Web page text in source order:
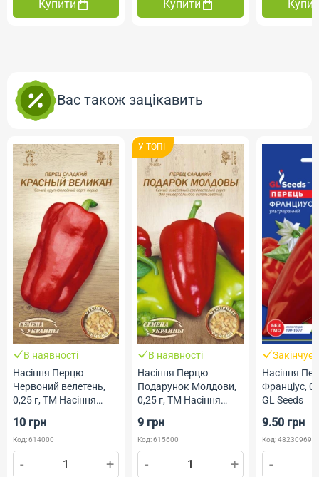
Купити Купити
Вас також зацікавить
В наявності
Насіння Перцю
Червоний велетень,
0,25 г, ТМ Насіння
10 грн
Код: 614000
- +
У ТОПI
В наявності
Насіння Перцю
Подарунок Молдови,
0,25 г, ТМ Насіння
9 грн
Код: 615600
- +
Насіння
Франціус,
GL Seeds
9.50 грн
Код:
-